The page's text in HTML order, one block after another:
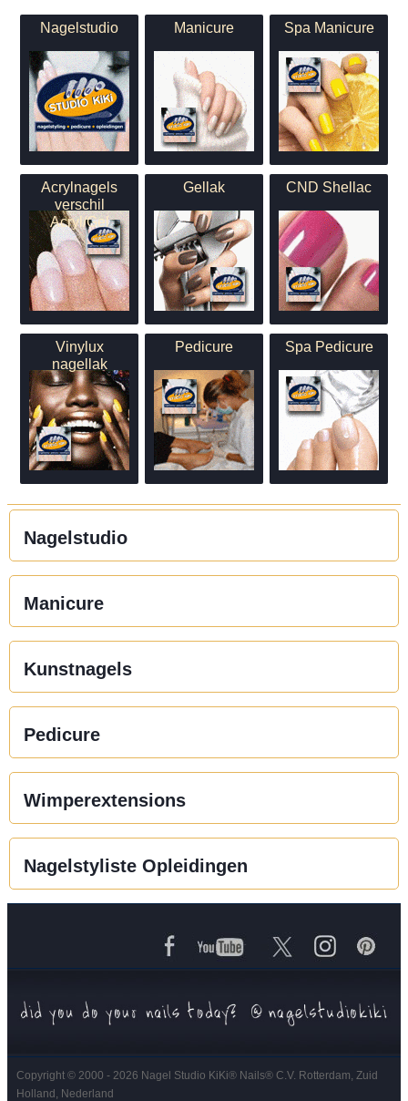
Nagelstudio Manicure Spa Manicure
Acrylnagels
verschil
Acryl/Gel
Gellak CND Shellac
Vinylux
nagellak
Pedicure Spa Pedicure
Nagelstudio
Manicure
Kunstnagels
Pedicure
Wimperextensions
Nagelstyliste Opleidingen
Copyright © 2000 - 2026 Nagel Studio KiKi® Nails® C.V. Rotterdam, Zuid
Holland, Nederland